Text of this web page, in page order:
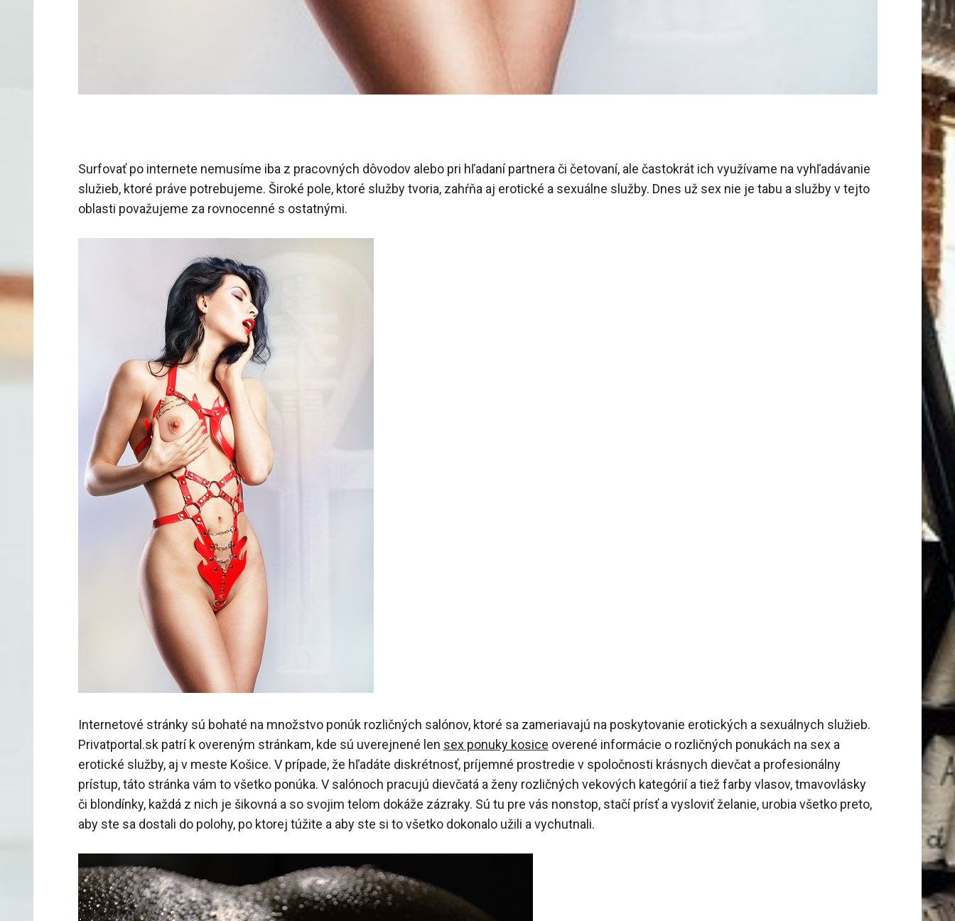
Surfovať po internete nemusíme iba z pracovných dôvodov alebo pri hľadaní partnera či četovaní, ale častokrát ich využívame na vyhľadávanie
služieb, ktoré práve potrebujeme. Široké pole, ktoré služby tvoria, zahŕňa aj erotické a sexuálne služby. Dnes už sex nie je tabu a služby v tejto
oblasti považujeme za rovnocenné s ostatnými.
Internetové stránky sú bohaté na množstvo ponúk rozličných salónov, ktoré sa zameriavajú na poskytovanie erotických a sexuálnych služieb.
Privatportal.sk patrí k overeným stránkam, kde sú uverejnené len sex ponuky kosice overené informácie o rozličných ponukách na sex a
erotické služby, aj v meste Košice. V prípade, že hľadáte diskrétnosť, príjemné prostredie v spoločnosti krásnych dievčat a profesionálny
prístup, táto stránka vám to všetko ponúka. V salónoch pracujú dievčatá a ženy rozličných vekových kategórií a tiež farby vlasov, tmavovlásky
či blondínky, každá z nich je šikovná a so svojim telom dokáže zázraky. Sú tu pre vás nonstop, stačí prísť a vysloviť želanie, urobia všetko preto,
aby ste sa dostali do polohy, po ktorej túžite a aby ste si to všetko dokonalo užili a vychutnali.